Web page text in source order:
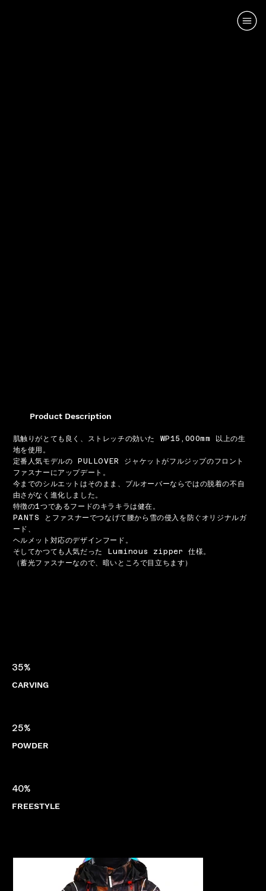
Product Description
肌触りがとても良く、ストレッチの効いた WP15,000mm 以上の生
地を使用。
定番人気モデルの PULLOVER ジャケットがフルジップのフロント
ファスナーにアップデート。
今までのシルエットはそのまま、プルオーバーならではの脱着の不自
由さがなく進化しました。
特徴の1つであるフードのキラキラは健在。
PANTS とファスナーでつなげて腰から雪の侵入を防ぐオリジナルガ
ード、
ヘルメット対応のデザインフード。
そしてかつても人気だった Luminous zipper 仕様。
（蓄光ファスナーなので、暗いところで目立ちます）
35%
CARVING
25%
POWDER
40%
FREESTYLE